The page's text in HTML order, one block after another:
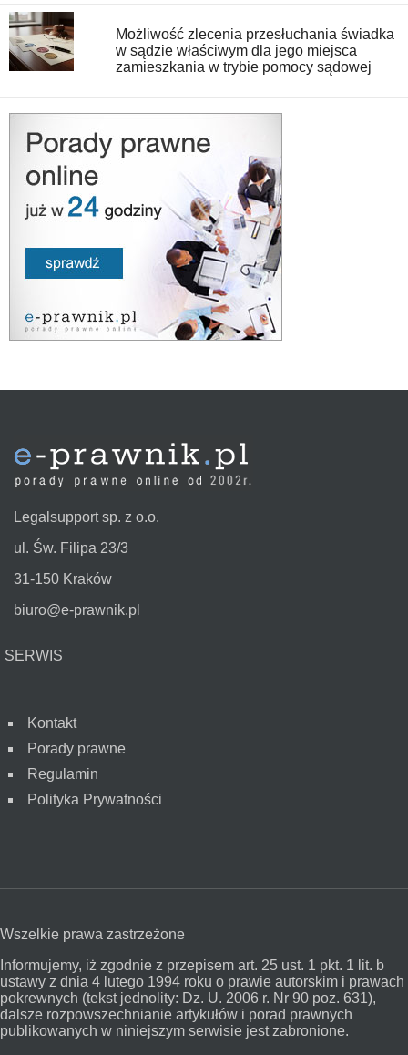
Możliwość zlecenia przesłuchania świadka
w sądzie właściwym dla jego miejsca
zamieszkania w trybie pomocy sądowej
Legalsupport sp. z o.o.
ul. Św. Filipa 23/3
31-150 Kraków
biuro@e-prawnik.pl
SERWIS
Kontakt
Porady prawne
Regulamin
Polityka Prywatności
Wszelkie prawa zastrzeżone
Informujemy, iż zgodnie z przepisem art. 25 ust. 1 pkt. 1 lit. b
ustawy z dnia 4 lutego 1994 roku o prawie autorskim i prawach
pokrewnych (tekst jednolity: Dz. U. 2006 r. Nr 90 poz. 631),
dalsze rozpowszechnianie artykułów i porad prawnych
publikowanych w niniejszym serwisie jest zabronione.